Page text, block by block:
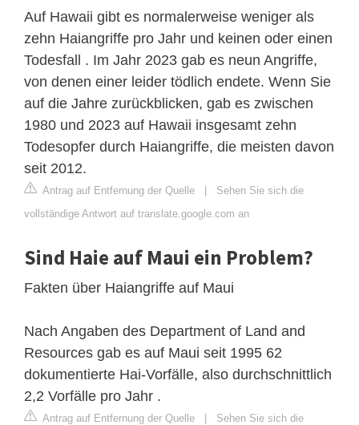
Auf Hawaii gibt es normalerweise weniger als
zehn Haiangriffe pro Jahr und keinen oder einen
Todesfall . Im Jahr 2023 gab es neun Angriffe,
von denen einer leider tödlich endete. Wenn Sie
auf die Jahre zurückblicken, gab es zwischen
1980 und 2023 auf Hawaii insgesamt zehn
Todesopfer durch Haiangriffe, die meisten davon
seit 2012.
Antrag auf Entfernung der Quelle | Sehen Sie sich die
vollständige Antwort auf translate.google.com an
Sind Haie auf Maui ein Problem?
Fakten über Haiangriffe auf Maui
Nach Angaben des Department of Land and
Resources gab es auf Maui seit 1995 62
dokumentierte Hai-Vorfälle, also durchschnittlich
2,2 Vorfälle pro Jahr .
Antrag auf Entfernung der Quelle | Sehen Sie sich die